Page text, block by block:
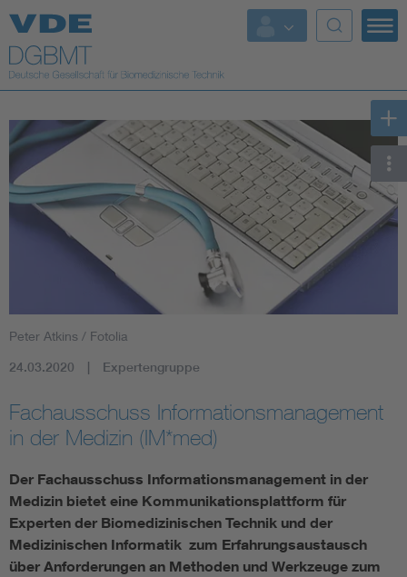
Top Themen
Fokusthemen
Energy
AI & Digital Trust
Health
Assisted Living
Prostheses + implants
Peter Atkins / Fotolia
24.03.2020 Expertengruppe
Fachausschuss Informationsmanagement
in der Medizin (IM*med)
Der Fachausschuss Informationsmanagement in der
Medizin bietet eine Kommunikationsplattform für
Experten der Biomedizinischen Technik und der
Medizinischen Informatik zum Erfahrungsaustausch
über Anforderungen an Methoden und Werkzeuge zum